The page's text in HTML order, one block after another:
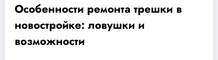
Особенности ремонта трешки в
новостройке: ловушки и
возможности